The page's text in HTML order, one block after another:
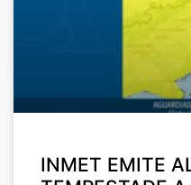
INMET EMITE